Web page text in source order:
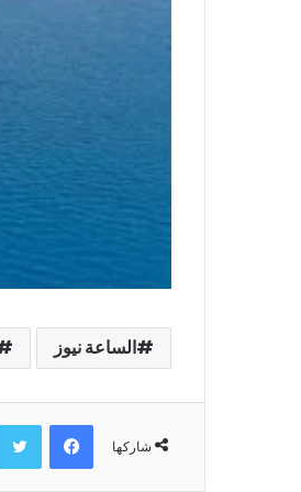
الساعة نيوز
شاركها
فيسبوك